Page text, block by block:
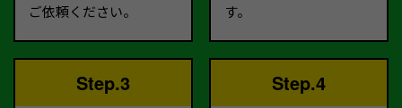
ご依頼ください。
す。
Step.3 Step.4